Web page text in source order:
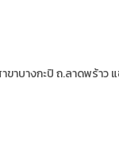
ขาบางกะปิ ถ.ลาดพร้าว